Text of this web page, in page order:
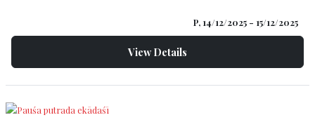
P, 14/12/2025 - 15/12/2025
View Details